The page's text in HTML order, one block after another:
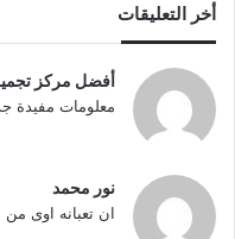
أخر التعليقات
أفضل مركز
معلومات مفيدة
نور محمد
ان تعبانه اوى